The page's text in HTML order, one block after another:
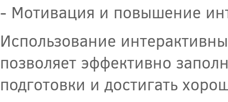
- Мотивация и повышение
Использование
позволяет эффективно
подготовки и достигать